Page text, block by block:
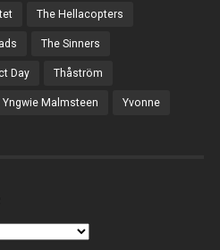
The Hellacopters
The Sinners
Day Thåström
Yngwie Malmsteen Yvonne